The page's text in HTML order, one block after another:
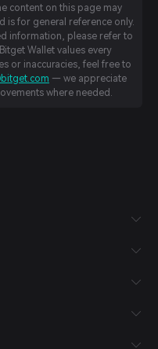
content on this page may
is for general reference only.
information, please refer to
Wallet values every
or inaccuracies, feel free to
— we appreciate
where needed.